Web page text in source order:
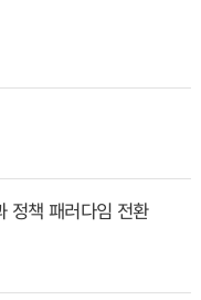
정책 패러다임 전환